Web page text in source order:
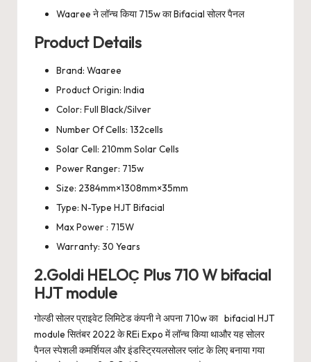
Waaree ने लॉन्च किया 715w का Bifacial सोलर पैनल
Product Details
Brand: Waaree
Product Origin: India
Color: Full Black/Silver
Number Of Cells: 132cells
Solar Cell: 210mm Solar Cells
Power Ranger: 715w
Size: 2384mm×1308mm×35mm
Type: N-Type HJT Bifacial
Max Power : 715W
Warranty: 30 Years
2.Goldi HELOC̣ Plus 710 W bifacial
HJT module
गोल्डी सोलर प्राइवेट लिमिटेड कंपनी ने अपना 710w का bifacial HJT
module सितंबर 2022 के REi Expo में लॉन्च किया थाऔर यह सोलर
पैनल स्पेशली कमर्शियल और इंडस्ट्रियलसोलर प्लांट के लिए बनाया गया